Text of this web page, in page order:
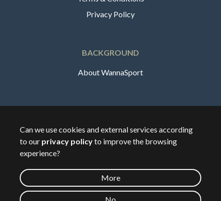
Privacy Policy
BACKGROUND
About WannaSport
🇸🇪Sverige
©2026Wannasport.dk
Can we use cookies and external services according
to our privacy policyto improve the browsing
experience?
More